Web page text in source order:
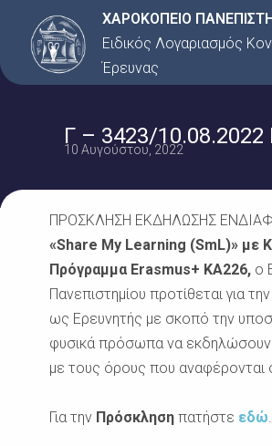
Μετάβαση
περιεχόμενο
ΧΑΡΟΚΟΠΕΙΟ
Ειδικός Λογαριασμός
Έρευνας
Γ – 3423/
10 Αυγούστου, 2022
ΠΡΟΣΚΛΗΣΗ ΕΚΔΗΛΩΣΗΣ
«Share My Learning (SmL)» με
Πρόγραμμα Erasmus+ KA226, ο
Πανεπιστημίου προτίθεται για
ως Ερευνητής με σκοπό την
φυσικά πρόσωπα να εκδηλώσουν
με τους όρους που
Για την Πρόσκλησηπατήστε εδώ.